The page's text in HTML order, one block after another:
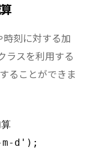
刻に対する加
ラスを利用する
ることができま
m-d');